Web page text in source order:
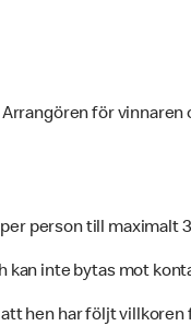
för
person till maximalt
kan inte bytas mot
hen har följt